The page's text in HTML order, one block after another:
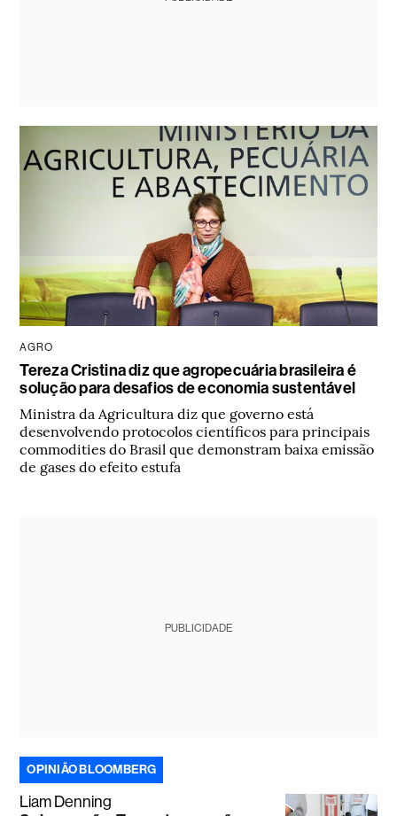
AGRO
Tereza Cristina diz que agropecuária brasileira é
solução para desafios de economia sustentável
Ministra da Agricultura diz que governo está
desenvolvendo protocolos científicos para principais
commodities do Brasil que demonstram baixa emissão
de gases do efeito estufa
PUBLICIDADE
OPINIÃO BLOOMBERG
Liam Denning